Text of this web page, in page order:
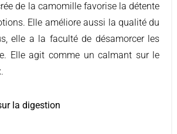
de la camomille favorise la détente
Elle améliore aussi la qualité du
elle a la faculté de désamorcer les
Elle agit comme un calmant sur le
la digestion